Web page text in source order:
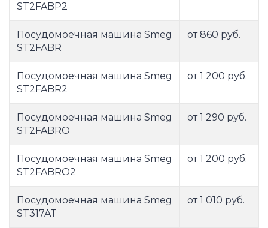
ST2FABP2
Посудомоечная машина Smeg
ST2FABR
от 860 руб.
Посудомоечная машина Smeg
ST2FABR2
от 1 200 руб.
Посудомоечная машина Smeg
ST2FABRO
от 1 290 руб.
Посудомоечная машина Smeg
ST2FABRO2
от 1 200 руб.
Посудомоечная машина Smeg
ST317AT
от 1 010 руб.